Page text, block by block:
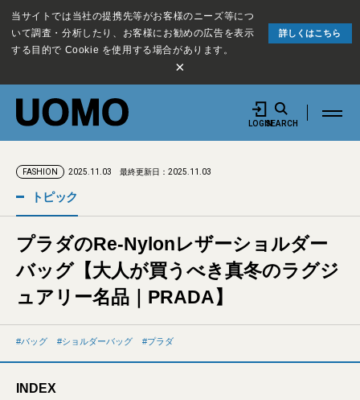
当サイトでは当社の提携先等がお客様のニーズ等につ
いて調査・分析したり、お客様にお勧めの広告を表示
する目的で Cookie を使用する場合があります。
詳しくはこちら
×
LOGINSEARCH
FASHION 2025.11.03 最終更新日：2025.11.03
トピック
プラダのRe-Nylonレザーショルダー
バッグ【大人が買うべき真冬のラグジ
ュアリー名品｜PRADA】
バッグ ショルダーバッグ プラダ
INDEX